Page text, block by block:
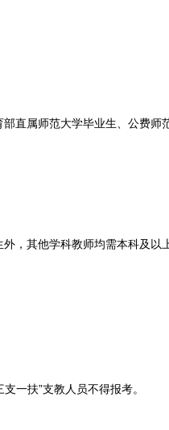
属师范大学毕业生、公费师
其他学科教师均需本科及以上
一扶”支教人员不得报考。